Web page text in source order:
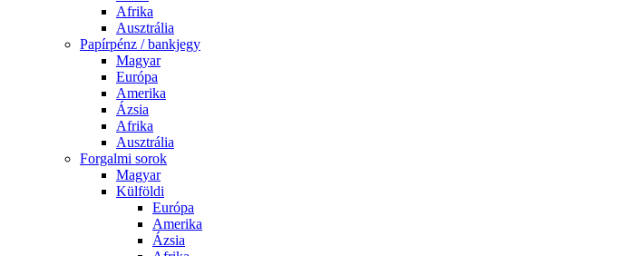
Afrika
Ausztrália
Papírpénz / bankjegy
Magyar
Európa
Amerika
Ázsia
Afrika
Ausztrália
Forgalmi sorok
Magyar
Külföldi
Európa
Amerika
Ázsia